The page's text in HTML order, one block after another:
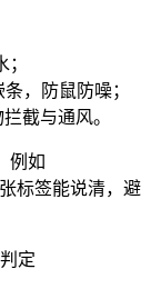
，防鼠防噪；
截与通风。
例如
标签能说清，避
定